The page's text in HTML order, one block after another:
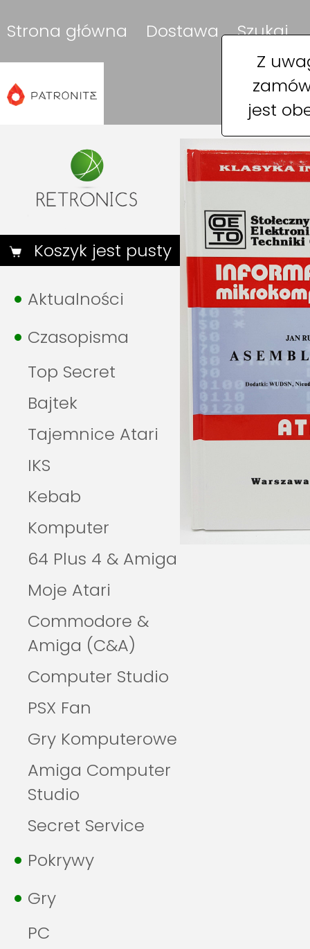
Z
jest
Strona główna Dostawa Szukaj
Koszyk jest pusty
Aktualności
Czasopisma
Top Secret
Bajtek
Tajemnice Atari
IKS
Kebab
Komputer
64 Plus 4 & Amiga
Moje Atari
Commodore &
Amiga (C&A)
Computer Studio
PSX Fan
Gry Komputerowe
Amiga Computer
Studio
Secret Service
Pokrywy
Gry
PC